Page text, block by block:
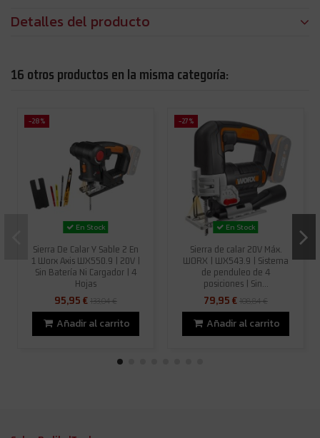
Detalles del producto
16 otros productos en la misma categoría:
-28%
En Stock
Sierra De Calar Y Sable 2 En
1 Worx Axis WX550.9 | 20V |
Sin Batería Ni Cargador | 4
Hojas
95,95 €133,04 €
Añadir al carrito
-27%
En Stock
Sierra de calar 20V Máx.
WORX | WX543.9 | Sistema
de penduleo de 4
posiciones | Sin...
79,95 €108,84 €
Añadir al carrito